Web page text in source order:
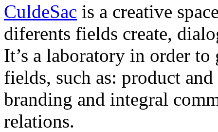
CuldeSac is a creative
diferents fields create,
It’s a laboratory in order to
fields, such as: product
branding and integral
relations.